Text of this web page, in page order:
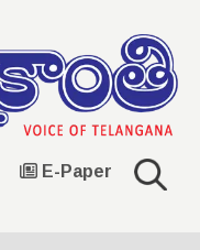
E-Paper